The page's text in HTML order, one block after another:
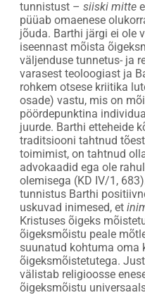
tunnistust – siiski mitte
püüab omaenese
jõuda. Barthi järgi ei ole
iseennast mõista
väljenduse tunnetus- ja
varasest teoloogiast ja
rohkem otsese kriitika
osade) vastu, mis on
pöördepunktina
juurde. Barthi etteheide
traditsiooni tahtnud
toimimist, on tahtnud
advokaadid ega ole
olemisega (KD IV/1,
tunnistus Barthi
uskuvad inimesed, et
Kristuses õigeks
õigeksmõistu peale
suunatud kohtuma oma
õigeksmõistetutega.
välistab religioosse
õigeksmõistu